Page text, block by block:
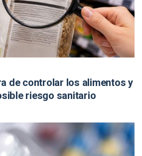
de controlar los alimentos y
riesgo sanitario